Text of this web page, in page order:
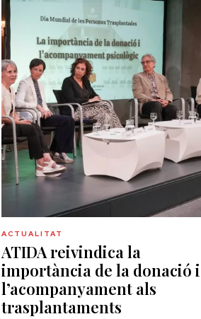
ACTUALITAT
ATIDA reivindica la
importància de la donació i
l’acompanyament als
trasplantaments